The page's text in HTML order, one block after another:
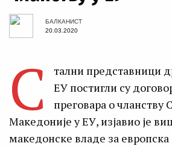
БАЛКАНИСТ
20.03.2020
С
тални представници
ЕУ постигли су
преговара о чланству
Македоније у ЕУ, изјавио је
македонске владе за европска